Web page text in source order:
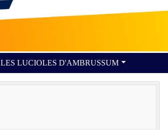
LES LUCIOLES D'AMBRUSSUM